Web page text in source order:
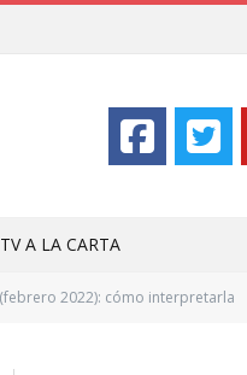
TV A LA CARTA
2022): cómo interpretarla